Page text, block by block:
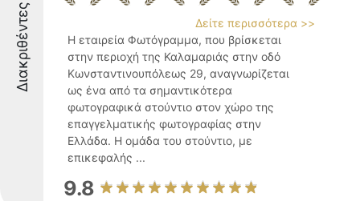
Διακριθέντες
Δείτε περισσότερα >>
Η εταιρεία Φωτόγραμμα, που βρίσκεται
στην περιοχή της Καλαμαριάς στην οδό
Κωνσταντινουπόλεως 29, αναγνωρίζεται
ως ένα από τα σημαντικότερα
φωτογραφικά στούντιο στον χώρο της
επαγγελματικής φωτογραφίας στην
Ελλάδα. Η ομάδα του στούντιο, με
επικεφαλής ...
9.8